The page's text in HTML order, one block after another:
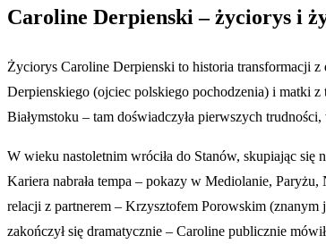
Caroline Derpienski – życiorys i
Życiorys Caroline Derpienski to historia transformacji
Derpienskiego (ojciec polskiego pochodzenia) i matki z
Białymstoku – tam doświadczyła pierwszych
W wieku nastoletnim wróciła do Stanów, skupiając się
Kariera nabrała tempa – pokazy w Mediolanie,
relacji z partnerem – Krzysztofem Porowskim (znanym
zakończył się dramatycznie – Caroline publicznie